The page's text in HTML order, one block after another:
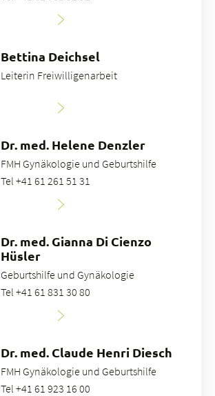
Bettina Deichsel
Leiterin Freiwilligenarbeit
Dr. med. Helene Denzler
FMH Gynäkologie und Geburtshilfe
Tel +41 61 261 51 31
Dr. med. Gianna Di Cienzo
Hüsler
Geburtshilfe und Gynäkologie
Tel +41 61 831 30 80
Dr. med. Claude Henri Diesch
FMH Gynäkologie und Geburtshilfe
Tel +41 61 923 16 00